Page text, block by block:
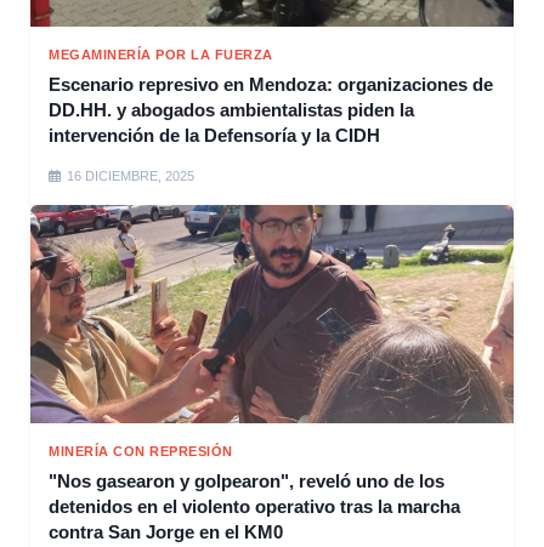
MEGAMINERÍA POR LA FUERZA
Escenario represivo en Mendoza: organizaciones de
DD.HH. y abogados ambientalistas piden la
intervención de la Defensoría y la CIDH
16 DICIEMBRE, 2025
MINERÍA CON REPRESIÓN
"Nos gasearon y golpearon", reveló uno de los
detenidos en el violento operativo tras la marcha
contra San Jorge en el KM0